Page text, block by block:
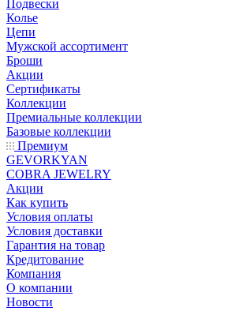
Подвески
Колье
Цепи
Мужской ассортимент
Броши
Акции
Сертификаты
Коллекции
Премиальные коллекции
Базовые коллекции
Премиум
GEVORKYAN
COBRA JEWELRY
Акции
Как купить
Условия оплаты
Условия доставки
Гарантия на товар
Кредитование
Компания
О компании
Новости